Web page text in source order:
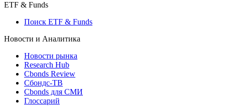
ETF & Funds
Поиск ETF & Funds
Новости и Аналитика
Новости рынка
Research Hub
Cbonds Review
Сбондс-ТВ
Cbonds для СМИ
Глоссарий